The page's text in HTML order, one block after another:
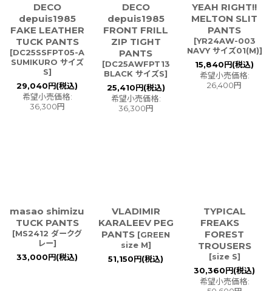
DECO
depuis1985
FAKE LEATHER
TUCK PANTS
[DC25SSFPT05-A
SUMIKURO サイズ
S]
29,040円(税込)
希望小売価格:
36,300円
DECO
depuis1985
FRONT FRILL
ZIP TIGHT
PANTS
[DC25AWFPT13
BLACK サイズS]
25,410円(税込)
希望小売価格:
36,300円
YEAH RIGHT!!
MELTON SLIT
PANTS
[YR24AW-003
NAVY サイズ01(M)]
15,840円(税込)
希望小売価格:
26,400円
masao shimizu
TUCK PANTS
[MS2412 ダークグ
レー]
33,000円(税込)
VLADIMIR
KARALEEV PEG
PANTS [GREEN
size M]
51,150円(税込)
TYPICAL
FREAKS
FOREST
TROUSERS
[size S]
30,360円(税込)
希望小売価格: